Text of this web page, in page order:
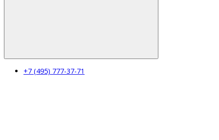
+7 (495) 777-37-71